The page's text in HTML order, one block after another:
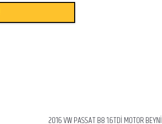
2016 VW PASSAT B8 1.6TDİ MOTOR BEYNİ